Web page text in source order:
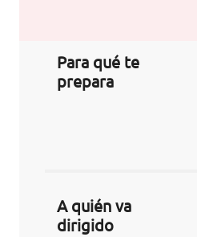
Para qué te
prepara
A quién va
dirigido